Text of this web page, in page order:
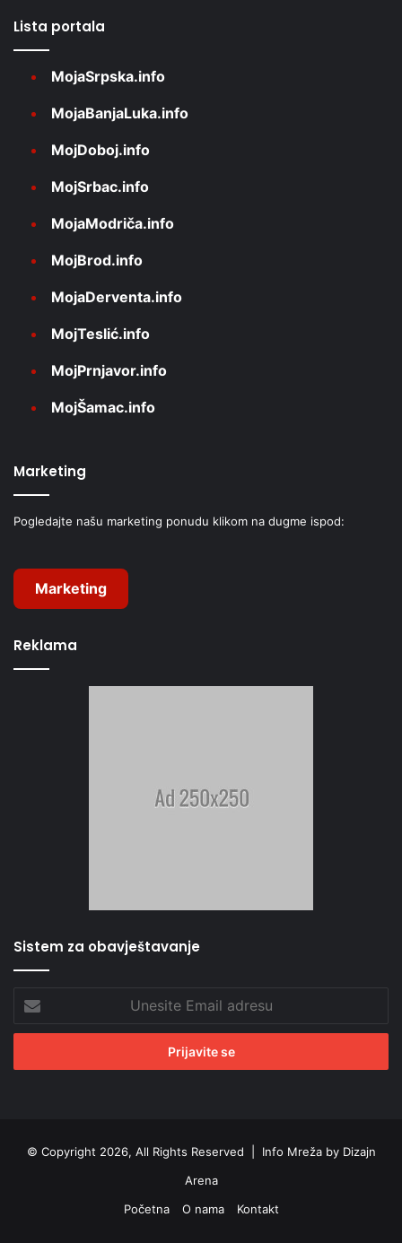
Lista portala
MojaSrpska.info
MojaBanjaLuka.info
MojDoboj.info
MojSrbac.info
MojaModriča.info
MojBrod.info
MojaDerventa.info
MojTeslić.info
MojPrnjavor.info
MojŠamac.info
Marketing
Pogledajte našu marketing ponudu klikom na dugme ispod:
Marketing
Reklama
Sistem za obavještavanje
Email
adresu
© Copyright 2026, All Rights Reserved | Info Mreža by Dizajn
Arena
Početna
O nama Kontakt